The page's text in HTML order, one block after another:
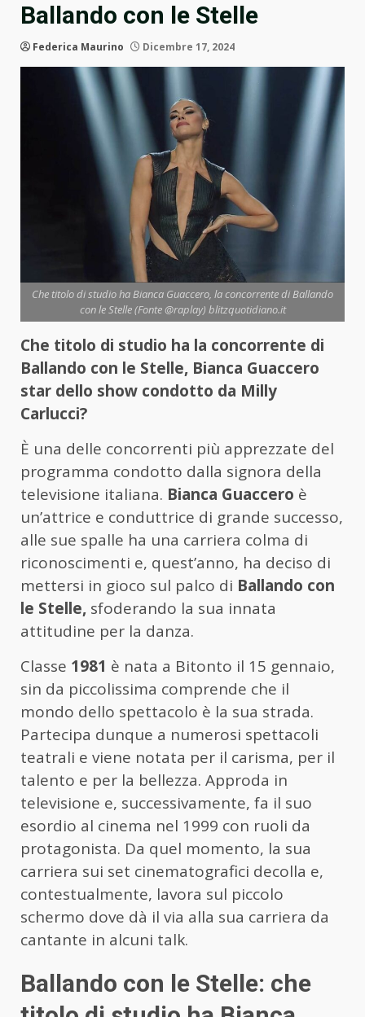
Ballando con le Stelle
Federica Maurino Dicembre 17, 2024
Che titolo di studio ha Bianca Guaccero, la concorrente di Ballando
con le Stelle (Fonte @raplay) blitzquotidiano.it
Che titolo di studio ha la concorrente di
Ballando con le Stelle, Bianca Guaccero
star dello show condotto da Milly
Carlucci?
È una delle concorrenti più apprezzate del
programma condotto dalla signora della
televisione italiana. Bianca Guaccero è
un’attrice e conduttrice di grande successo,
alle sue spalle ha una carriera colma di
riconoscimenti e, quest’anno, ha deciso di
mettersi in gioco sul palco di Ballando con
le Stelle, sfoderando la sua innata
attitudine per la danza.
Classe 1981 è nata a Bitonto il 15 gennaio,
sin da piccolissima comprende che il
mondo dello spettacolo è la sua strada.
Partecipa dunque a numerosi spettacoli
teatrali e viene notata per il carisma, per il
talento e per la bellezza. Approda in
televisione e, successivamente, fa il suo
esordio al cinema nel 1999 con ruoli da
protagonista. Da quel momento, la sua
carriera sui set cinematografici decolla e,
contestualmente, lavora sul piccolo
schermo dove dà il via alla sua carriera da
cantante in alcuni talk.
Ballando con le Stelle: che